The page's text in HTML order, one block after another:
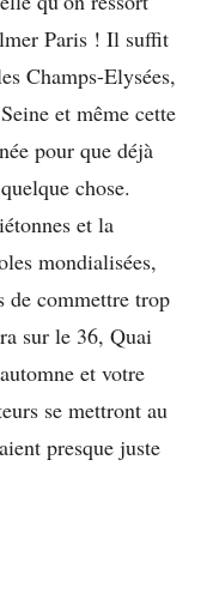
Paris ! Il suffit
Champs-Elysées,
et même cette
pour que déjà
chose.
et la
mondialisées,
de commettre trop
sur le 36, Quai
et votre
se mettront au
presque juste